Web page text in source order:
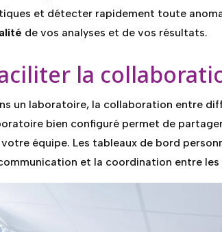
et détecter rapidement toute
de vos analyses et de vos résultats.
la
un laboratoire, la collaboration entre
bien configuré permet de
votre équipe. Les tableaux de bord
et la coordination entre